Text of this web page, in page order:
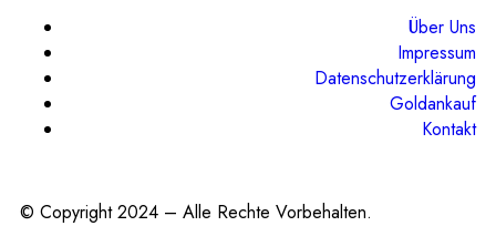
Über Uns
Impressum
Datenschutzerklärung
Goldankauf
Kontakt
© Copyright 2024 – Alle Rechte Vorbehalten.